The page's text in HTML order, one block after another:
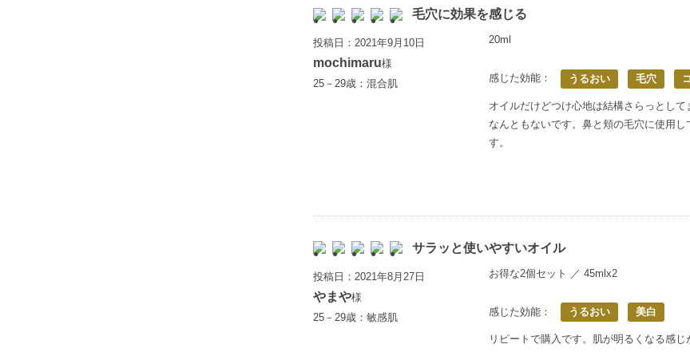
毛穴に効果を感じる
投稿日：2021年9月10日
mochimaru様
25－29歳：混合肌
20ml
感じた効能： うるおい 毛穴
オイルだけどつけ心地は結構さらっとし
なんともないです。鼻と頬の毛穴に使用
す。
サラッと使いやすいオイル
投稿日：2021年8月27日
やまや様
25－29歳：敏感肌
お得な2個セット ／ 45mlx2
感じた効能： うるおい 美白
リピートで購入です。肌が明るくなる感じ